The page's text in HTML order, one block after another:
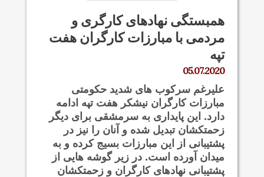
همبستگی نهادهای کارگری و
مردمی با مبارزات کارگران هفت
تپه
05.07.2020
علیرغم سرکوب های شدید حکومتی
مبارزات کارگران نیشکر هفت تپه ادامه
دارد. این پایداری به سرمشقی برای دیگر
زحمتکشان تبدیل شده و آنان را نیز در
پشتیبانی از این مبارزات بسیج کرده و به
میدان آورده است. در زیر گوشه هایی از
پشتیبانی نهادهای کارگران و زحمتکشان